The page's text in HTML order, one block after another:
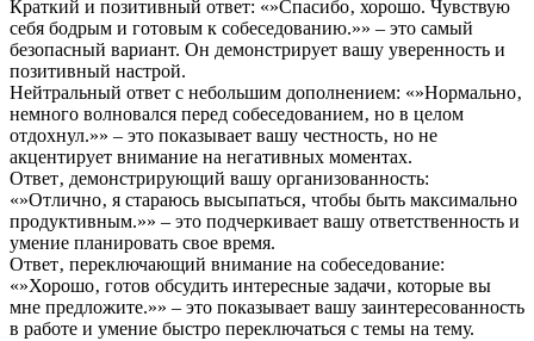
Краткий и позитивный ответ: «»Спасибо‚ хорошо. Чувствую
себя бодрым и готовым к собеседованию.»» – это самый
безопасный вариант. Он демонстрирует вашу уверенность и
позитивный настрой.
Нейтральный ответ с небольшим дополнением: «»Нормально‚
немного волновался перед собеседованием‚ но в целом
отдохнул.»» – это показывает вашу честность‚ но не
акцентирует внимание на негативных моментах.
Ответ‚ демонстрирующий вашу организованность:
«»Отлично‚ я стараюсь высыпаться‚ чтобы быть максимально
продуктивным.»» – это подчеркивает вашу ответственность и
умение планировать свое время.
Ответ‚ переключающий внимание на собеседование:
«»Хорошо‚ готов обсудить интересные задачи‚ которые вы
мне предложите.»» – это показывает вашу заинтересованность
в работе и умение быстро переключаться с темы на тему.